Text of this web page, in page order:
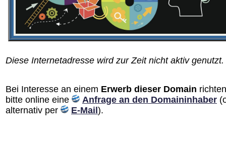
Diese Internetadresse wird zur Zeit nicht aktiv genutzt.
Bei Interesse an einem Erwerb dieser Domain
bitte online eine
Anfrage an den Domain­inhaber
alternativ per
E-Mail ).